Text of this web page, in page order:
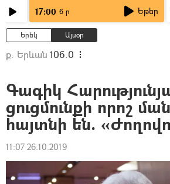
17:00 6 ր Եթեր
Երեկ Այսօր
ք. Երևան 106.0
Գագիկ
ցուցմունքի որոշ
հայտնի են.
11:07 26.10.2019